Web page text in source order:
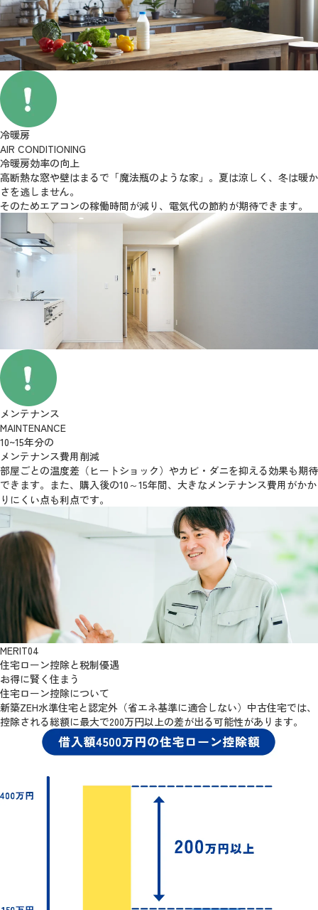
冷暖房
AIR CONDITIONING
冷暖房効率の向上
高断熱な窓や壁はまるで「魔法瓶のような家」。夏は涼しく、冬は暖か
さを逃しません。
そのためエアコンの稼働時間が減り、電気代の節約が期待できます。
メンテナンス
MAINTENANCE
10~15年分の
メンテナンス費用削減
部屋ごとの温度差（ヒートショック）やカビ・ダニを抑える効果も期待
できます。また、購入後の10～15年間、大きなメンテナンス費用がかか
りにくい点も利点です。
MERIT04
住宅ローン控除と税制優遇
お得に賢く住まう
住宅ローン控除について
新築ZEH水準住宅と認定外（省エネ基準に適合しない）中古住宅では、
控除される総額に最大で200万円以上の差が出る可能性があります。